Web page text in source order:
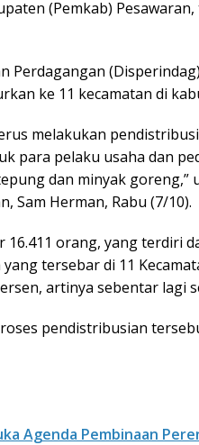
(Pemkab)
Perdagangan
ke 11 kecamatan di
melakukan
para pelaku usaha dan
dan minyak goreng,”
Sam Herman, Rabu (7/10).
16.411 orang, yang terdiri
tersebar di 11
artinya sebentar lagi
pendistribusian
Agenda Pembinaan